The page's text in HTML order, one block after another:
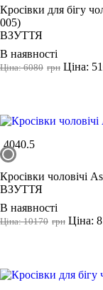
Кросівки для бігу
005)
ВЗУТТЯ
В наявності
грн
Ціна: 6080
Ціна:
4040.5
Кросівки чоловічі
ВЗУТТЯ
В наявності
грн
Ціна: 10170
Ціна: